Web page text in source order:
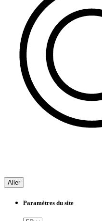
Aller
Paramètres du site